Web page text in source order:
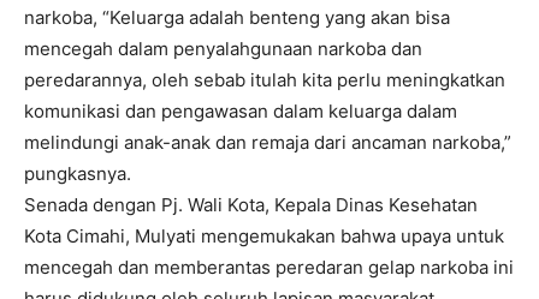
narkoba, “Keluarga adalah benteng yang akan bisa
mencegah dalam penyalahgunaan narkoba dan
peredarannya, oleh sebab itulah kita perlu meningkatkan
komunikasi dan pengawasan dalam keluarga dalam
melindungi anak-anak dan remaja dari ancaman narkoba,”
pungkasnya.
Senada dengan Pj. Wali Kota, Kepala Dinas Kesehatan
Kota Cimahi, Mulyati mengemukakan bahwa upaya untuk
mencegah dan memberantas peredaran gelap narkoba ini